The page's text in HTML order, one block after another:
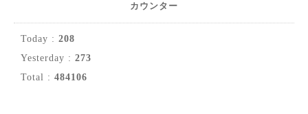
カウンター
Today : 208
Yesterday : 273
Total : 484106